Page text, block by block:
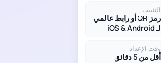
التثبيت
رمز QR أو رابط عالمي
لـ iOS & Android
وقت الإعداد
أقل من 5 دقائق